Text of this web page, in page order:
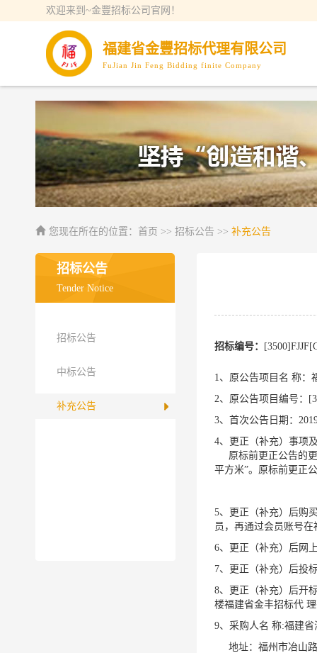
欢迎来到~金豐招标公司官网！
福建省金豐招标代理有限公司
FuJian Jin Feng Bidding finite Company
您现在所在的位置： 首页 >> 招标公告 >> 补充公告
招标公告
Tender Notice
招标公告
中标公告
补充公告
招标编号：
1、原公告项目名 称：
2、原公告项目编号：
3、首次公告日期：
4、更正（补充）事项
原标前更正公告的更
平方米”。原标前更正
5、更正（补充）后购
员，再通过会员账号
6、更正（补充）后网
7、更正（补充）后投
8、更正（补充）后开
楼福建省金丰招标代
9、采购人名 称:福建省
地址：福州市冶山路